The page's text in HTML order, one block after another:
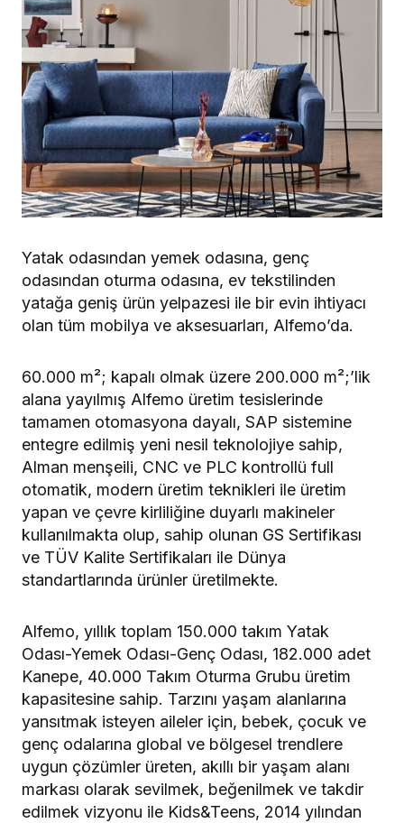
Yatak odasından yemek odasına, genç
odasından oturma odasına, ev tekstilinden
yatağa geniş ürün yelpazesi ile bir evin ihtiyacı
olan tüm mobilya ve aksesuarları, Alfemo’da.
60.000 m²; kapalı olmak üzere 200.000 m²;’lik
alana yayılmış Alfemo üretim tesislerinde
tamamen otomasyona dayalı, SAP sistemine
entegre edilmiş yeni nesil teknolojiye sahip,
Alman menşeili, CNC ve PLC kontrollü full
otomatik, modern üretim teknikleri ile üretim
yapan ve çevre kirliliğine duyarlı makineler
kullanılmakta olup, sahip olunan GS Sertifikası
ve TÜV Kalite Sertifikaları ile Dünya
standartlarında ürünler üretilmekte.
Alfemo, yıllık toplam 150.000 takım Yatak
Odası-Yemek Odası-Genç Odası, 182.000 adet
Kanepe, 40.000 Takım Oturma Grubu üretim
kapasitesine sahip. Tarzını yaşam alanlarına
yansıtmak isteyen aileler için, bebek, çocuk ve
genç odalarına global ve bölgesel trendlere
uygun çözümler üreten, akıllı bir yaşam alanı
markası olarak sevilmek, beğenilmek ve takdir
edilmek vizyonu ile Kids&Teens, 2014 yılından